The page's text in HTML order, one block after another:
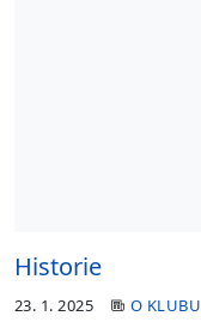
Historie
23. 1. 2025 O KLUBU